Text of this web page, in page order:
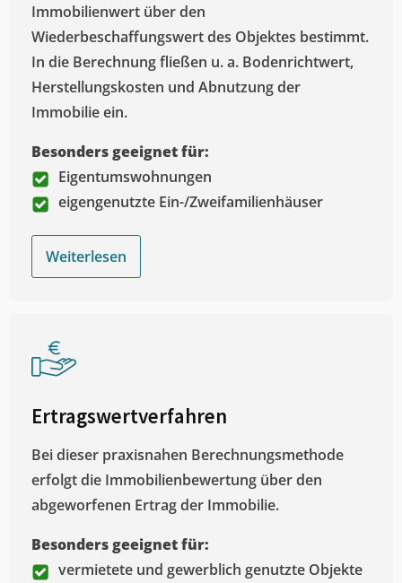
Immobilienwert über den
Wiederbeschaffungswert des Objektes bestimmt.
In die Berechnung fließen u. a. Bodenrichtwert,
Herstellungskosten und Abnutzung der
Immobilie ein.
Besonders geeignet für:
Eigentumswohnungen
eigengenutzte Ein-/Zweifamilienhäuser
Weiterlesen
Ertragswertverfahren
Bei dieser praxisnahen Berechnungsmethode
erfolgt die Immobilienbewertung über den
abgeworfenen Ertrag der Immobilie.
Besonders geeignet für:
vermietete und gewerblich genutzte Objekte